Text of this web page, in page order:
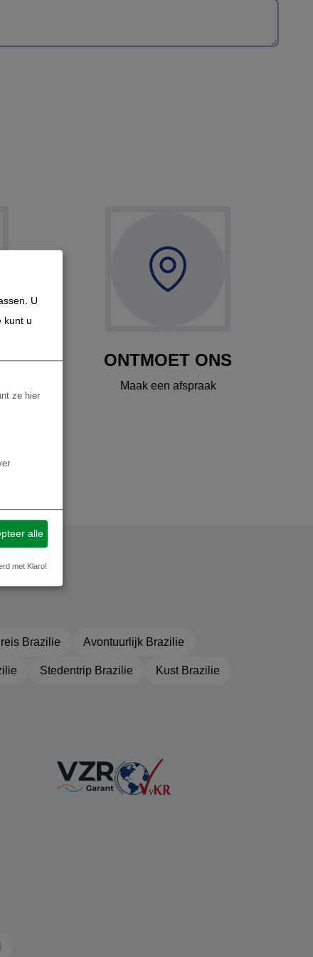
ONTMOET ONS
Maak een afspraak
Brazilie Avontuurlijk Brazilie
Stedentrip Brazilie Kust Brazilie
U
kunt u
ze hier
alle
met Klaro!